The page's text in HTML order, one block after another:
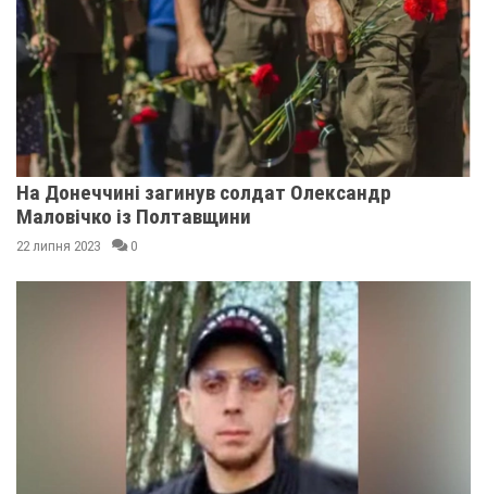
На Донеччині загинув солдат Олександр
Маловічко із Полтавщини
22 липня 2023 0